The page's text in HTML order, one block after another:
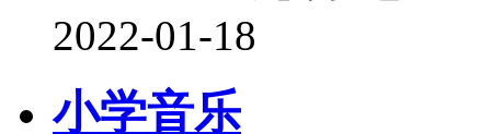
2022-01-18
小学音乐